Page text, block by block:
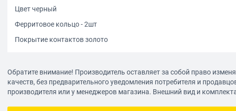
Цвет черный
Ферритовое кольцо - 2шт
Покрытие контактов золото
Обратите внимание! Производитель оставляет за собой право
качеств, без предварительного уведомления потребителя и
производителя или у менеджеров магазина. Внешний вид и